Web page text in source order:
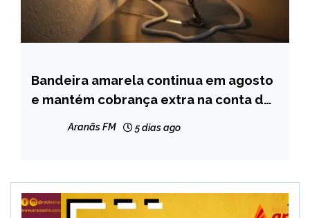
BRASIL
CAPELINHA
Bandeira amarela continua em agosto
e mantém cobrança extra na conta de
Aranãs FM 5 dias ago